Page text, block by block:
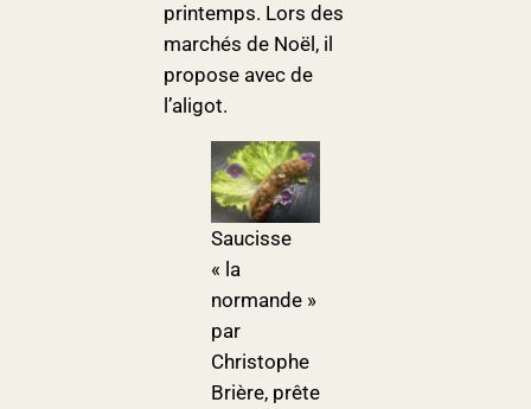
printemps. Lors des
marchés de Noël, il
propose avec de
l’aligot.
Saucisse
« la
normande »
par
Christophe
Brière, prête